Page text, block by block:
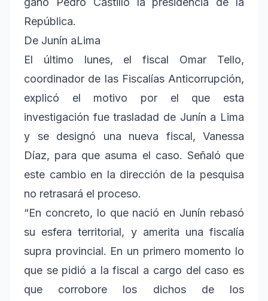
República.
De Junín aLima
El último lunes, el fiscal Omar Tello,
coordinador de las Fiscalías Anticorrupción,
explicó el motivo por el que esta
investigación fue trasladad de Junín a Lima
y se designó una nueva fiscal, Vanessa
Díaz, para que asuma el caso. Señaló que
este cambio en la dirección de la pesquisa
no retrasará el proceso.
“En concreto, lo que nació en Junín rebasó
su esfera territorial, y amerita una fiscalía
supra provincial. En un primero momento lo
que se pidió a la fiscal a cargo del caso es
que corrobore los dichos de los